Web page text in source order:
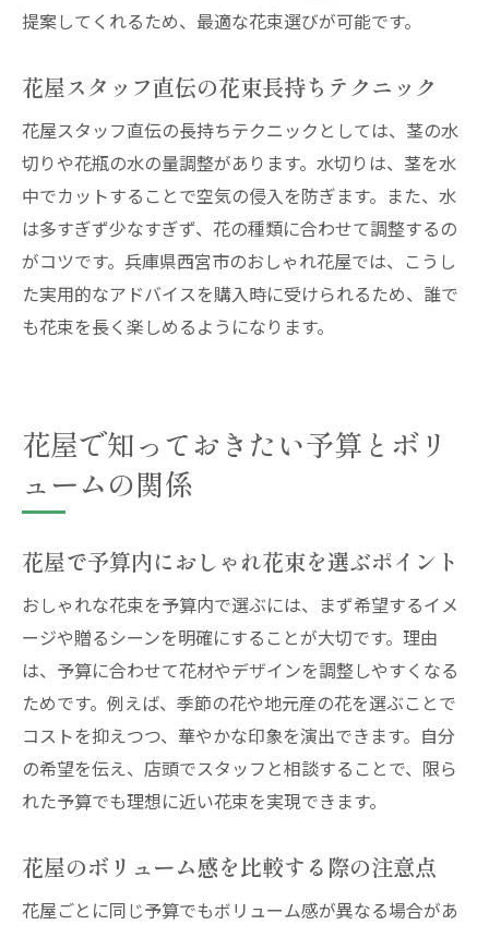
提案してくれるため、最適な花束選びが可能です。
花屋スタッフ直伝の花束長持ちテクニック
花屋スタッフ直伝の長持ちテクニックとしては、茎の水
切りや花瓶の水の量調整があります。水切りは、茎を水
中でカットすることで空気の侵入を防ぎます。また、水
は多すぎず少なすぎず、花の種類に合わせて調整するの
がコツです。兵庫県西宮市のおしゃれ花屋では、こうし
た実用的なアドバイスを購入時に受けられるため、誰で
も花束を長く楽しめるようになります。
花屋で知っておきたい予算とボリ
ュームの関係
花屋で予算内におしゃれ花束を選ぶポイント
おしゃれな花束を予算内で選ぶには、まず希望するイメ
ージや贈るシーンを明確にすることが大切です。理由
は、予算に合わせて花材やデザインを調整しやすくなる
ためです。例えば、季節の花や地元産の花を選ぶことで
コストを抑えつつ、華やかな印象を演出できます。自分
の希望を伝え、店頭でスタッフと相談することで、限ら
れた予算でも理想に近い花束を実現できます。
花屋のボリューム感を比較する際の注意点
花屋ごとに同じ予算でもボリューム感が異なる場合があ